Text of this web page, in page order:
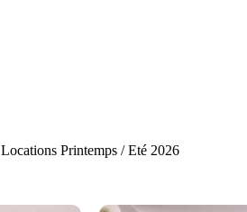
Locations Printemps / Eté 2026